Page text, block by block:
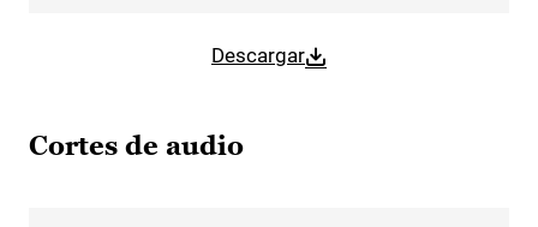
Descargar
Cortes de audio